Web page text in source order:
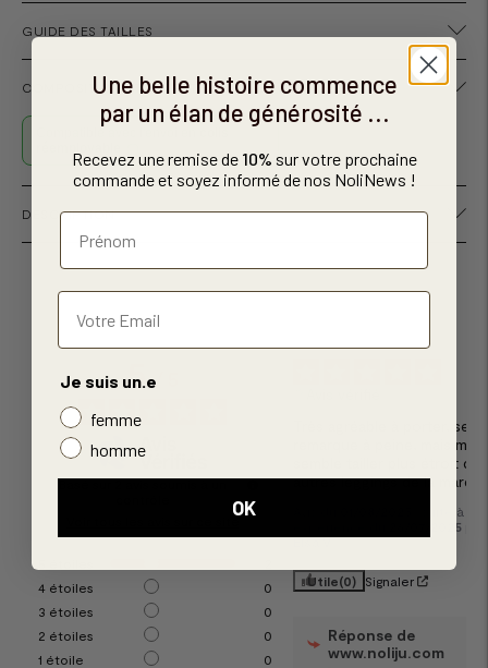
GUIDE DES TAILLES
COMPOSITION ET ENTRETIEN DU LEGGING DE SPORT
un
produit
DESCRIPTION
5/
Basé sur2 avis soumis à un
Voir tous les avis sur ce site
4 étoiles
0
3 étoiles
0
2 étoiles
0
1 étoile 0
Très agréable à porter, se
remarque à peine, mais me
semble tailler plus étroit
autres leggings de la
, suite à
26/07/2025
Elsa V.
Utile(0) Signaler
Réponse de
www.noliju.com
Une belle histoire commence
par un élan de générosité ...
Recevez une remise de 10% sur votre prochaine
commande et soyez informé de nos NoliNews !
Je suis un.e
femme
homme
OK